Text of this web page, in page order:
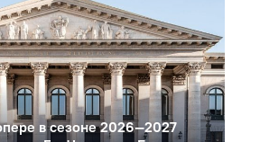
в сезоне 2026—2027